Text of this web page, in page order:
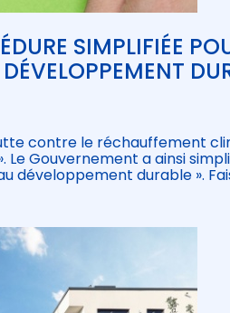
SIMPLIFIÉE
contre le réchauffement
Le Gouvernement a ainsi
développement durable ».